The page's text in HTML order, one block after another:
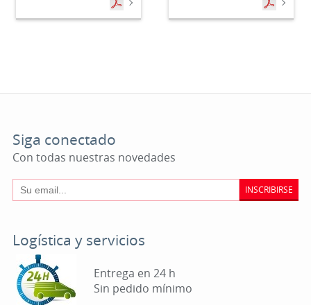
Siga conectado
Con todas nuestras novedades
INSCRIBIRSE
Logística y servicios
Entrega en 24 h
Sin pedido mínimo